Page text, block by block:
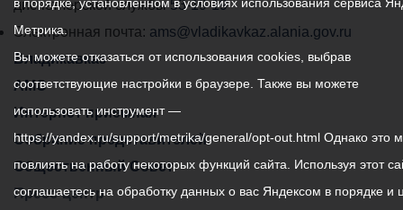
самоуправления
города
Владикавказ:
диспетчерской службы53-19-19
Электронная почта: ams@vladikavkaz.alania.gov.ru
Владикавказ
АМС
Интернет приемная
Собрание представителей
Общественный Совет
Пресс-центр
Метрика.
Вы можете отказаться от использования cookies, выбрав
соответствующие настройки в браузере. Также вы можете
использовать инструмент —
https://yandex.ru/support/metrika/general/opt-out.html Однако это
повлиять на работу некоторых функций сайта. Используя этот
соглашаетесь на обработку данных о вас Яндексом в порядке и